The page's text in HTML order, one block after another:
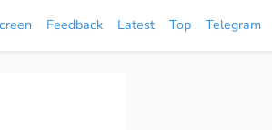
Feedback Latest Top Telegram